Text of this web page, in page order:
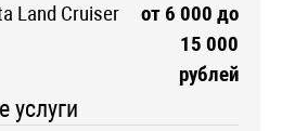
Land Cruiser
от 6 000 до
15 000
рублей
услуги